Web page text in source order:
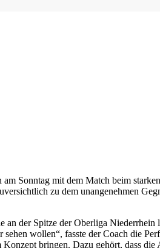
Sonntag mit dem Match beim
zu dem unangenehmen
der Spitze der Oberliga
wollen“, fasste der Coach die
bringen. Dazu gehört, dass